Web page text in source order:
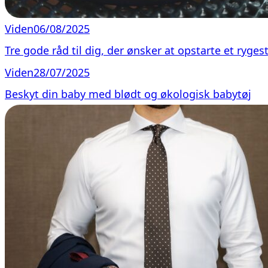
Viden06/08/2025
Tre gode råd til dig, der ønsker at opstarte et
Viden28/07/2025
Beskyt din baby med blødt og økologisk babytøj